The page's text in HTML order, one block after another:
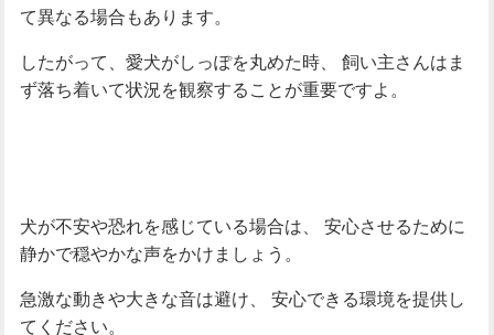
て異なる場合もあります。
したがって、愛犬がしっぽを丸めた時、
飼い主さんはま
ず落ち着いて状況を観察することが重要ですよ。
犬が不安や恐れを感じている場合は、
安心させるために
静かで穏やかな声をかけましょう。
急激な動きや大きな音は避け、
安心できる環境を提供し
てください。